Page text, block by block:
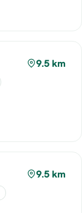
9.5 km
9.5 km